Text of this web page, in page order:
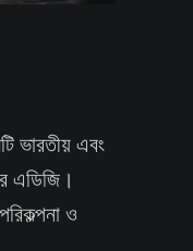
ভারতীয় এবং
এডিজি।
ও